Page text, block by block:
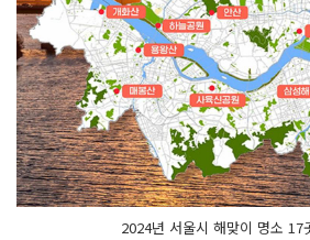
2024년 서울시 해맞이 명소 17